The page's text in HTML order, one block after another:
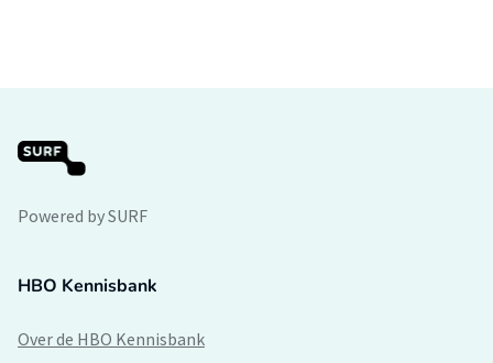
Powered by SURF
HBO Kennisbank
Over de HBO Kennisbank